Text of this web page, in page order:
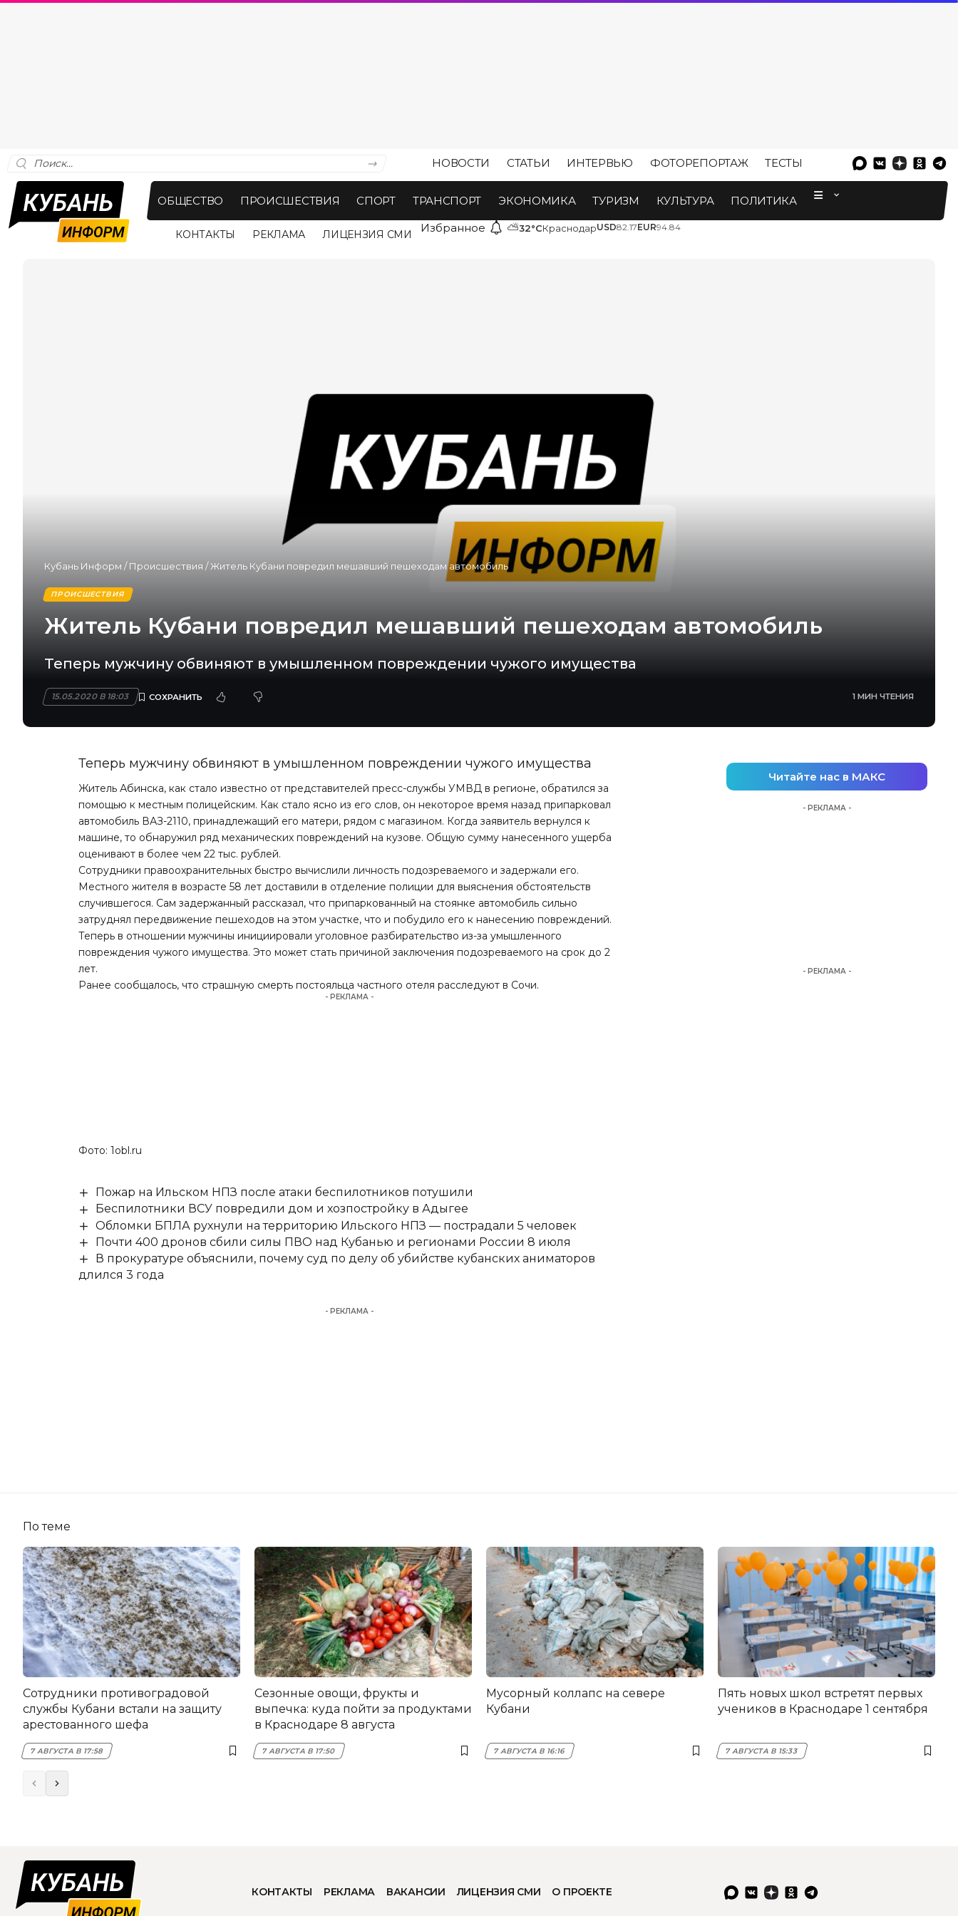
НОВОСТИ СТАТЬИ ИНТЕРВЬЮ ФОТОРЕПОРТАЖ ТЕСТЫ
ОБЩЕСТВО ПРОИСШЕСТВИЯ СПОРТ ТРАНСПОРТ ЭКОНОМИКА ТУРИЗМ КУЛЬТУРА ПОЛИТИКА
КОНТАКТЫ РЕКЛАМА ЛИЦЕНЗИЯ СМИ Избранное ⛅32°CКраснодарUSD82.17EUR94.84
Кубань Информ /Происшествия /Житель Кубани повредил мешавший пешеходам автомобиль
ПРОИСШЕСТВИЯ
Житель Кубани повредил мешавший пешеходам автомобиль
Теперь мужчину обвиняют в умышленном повреждении чужого имущества
15.05.2020 В 18:03 1 МИН ЧТЕНИЯ
Теперь мужчину обвиняют в умышленном повреждении чужого имущества
ЖительАбинска, как стало известно от представителей пресс-службы УМВД в регионе, обратился за
помощью к местным полицейским. Как стало ясно из его слов, он некоторое время назад припарковал
автомобиль ВАЗ-2110, принадлежащий его матери, рядом с магазином. Когда заявитель вернулся к
машине, то обнаружил ряд механических повреждений на кузове. Общую сумму нанесенного ущерба
оценивают в более чем 22 тыс. рублей.
Сотрудники правоохранительных быстро вычислили личность подозреваемого и задержали его.
Местного жителя в возрасте 58 лет доставили в отделение полиции для выяснения обстоятельств
случившегося. Сам задержанный рассказал, что припаркованный на стоянке автомобиль сильно
затруднял передвижение пешеходов на этом участке, что и побудило его к нанесению повреждений.
Теперь в отношении мужчины инициировали уголовное разбирательство из-за умышленного
повреждения чужого имущества. Это может стать причиной заключения подозреваемого на срок до 2
лет.
Ранее сообщалось, что страшную смерть постояльца частного отеля расследуют в Сочи.
- РЕКЛАМА -
Фото: 1obl.ru
Пожар на Ильском НПЗ после атаки беспилотников потушили
Беспилотники ВСУ повредили дом и хозпостройку в Адыгее
Обломки БПЛА рухнули на территорию Ильского НПЗ — пострадали 5 человек
Почти 400 дронов сбили силы ПВО над Кубанью и регионами России 8 июля
В прокуратуре объяснили, почему суд по делу об убийстве кубанских аниматоров
длился 3 года
- РЕКЛАМА -
Читайте нас в МАКС
- РЕКЛАМА -
- РЕКЛАМА -
По теме
Сотрудники противоградовой
службы Кубани встали на защиту
арестованного шефа
7 АВГУСТА В 17:58
Сезонные овощи, фрукты и
выпечка: куда пойти за продуктами
в Краснодаре 8 августа
7 АВГУСТА В 17:50
Мусорный коллапс на севере
Кубани
7 АВГУСТА В 16:16
Пять новых школ встретят первых
учеников в Краснодаре 1 сентября
7 АВГУСТА В 15:33
КОНТАКТЫ РЕКЛАМА ВАКАНСИИ ЛИЦЕНЗИЯ СМИ О ПРОЕКТЕ